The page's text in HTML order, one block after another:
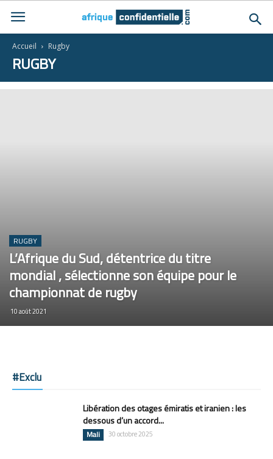
Accueil Rugby
RUGBY
RUGBY
L’Afrique du Sud, détentrice du titre
mondial , sélectionne son équipe pour le
championnat de rugby
10 août 2021
#Exclu
Libération des otages émiratis et iranien : les
dessous d’un accord...
Mali 30 octobre 2025